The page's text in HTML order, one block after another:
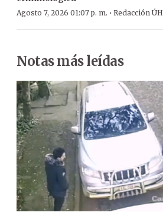
Agosto 7, 2026 01:07 p. m. · Redacción ÚH
Notas más leídas